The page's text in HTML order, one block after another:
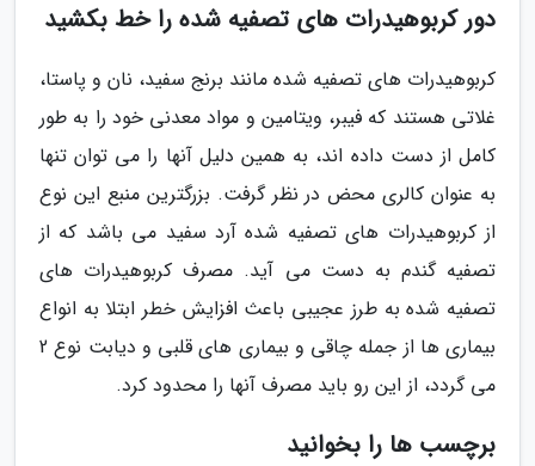
دور کربوهیدرات های تصفیه شده را خط بکشید
کربوهیدرات های تصفیه شده مانند برنج سفید، نان و پاستا،
غلاتی هستند که فیبر، ویتامین و مواد معدنی خود را به طور
کامل از دست داده اند، به همین دلیل آنها را می توان تنها
به عنوان کالری محض در نظر گرفت. بزرگترین منبع این نوع
از کربوهیدرات های تصفیه شده آرد سفید می باشد که از
تصفیه گندم به دست می آید. مصرف کربوهیدرات های
تصفیه شده به طرز عجیبی باعث افزایش خطر ابتلا به انواع
بیماری ها از جمله چاقی و بیماری های قلبی و دیابت نوع 2
می گردد، از این رو باید مصرف آنها را محدود کرد.
برچسب ها را بخوانید